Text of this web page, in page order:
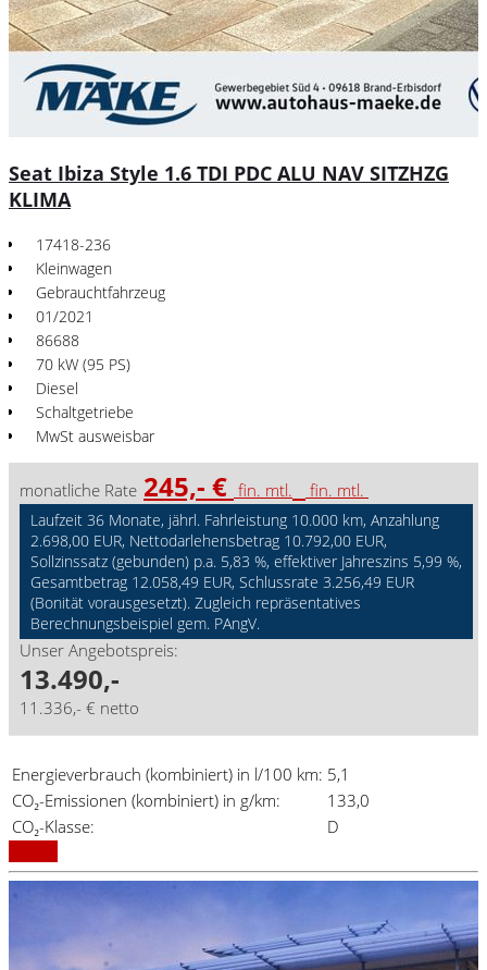
Seat Ibiza Style 1.6 TDI PDC ALU NAV SITZHZG
KLIMA
17418-236
Kleinwagen
Gebrauchtfahrzeug
01/2021
86688
70 kW (95 PS)
Diesel
Schaltgetriebe
MwSt ausweisbar
monatliche Rate 245,- € fin. mtl. fin. mtl.
Laufzeit 36 Monate, jährl. Fahrleistung 10.000 km, Anzahlung
2.698,00 EUR, Nettodarlehensbetrag 10.792,00 EUR,
Sollzinssatz (gebunden) p.a. 5,83 %, effektiver Jahreszins 5,99 %,
Gesamtbetrag 12.058,49 EUR, Schlussrate 3.256,49 EUR
(Bonität vorausgesetzt). Zugleich repräsentatives
Berechnungsbeispiel gem. PAngV.
Unser Angebotspreis:
13.490,-
11.336,- € netto
Energieverbrauch (kombiniert) in l/100 km: 5,1
CO₂-Emissionen (kombiniert) in g/km:
133,0
CO₂-Klasse:
D